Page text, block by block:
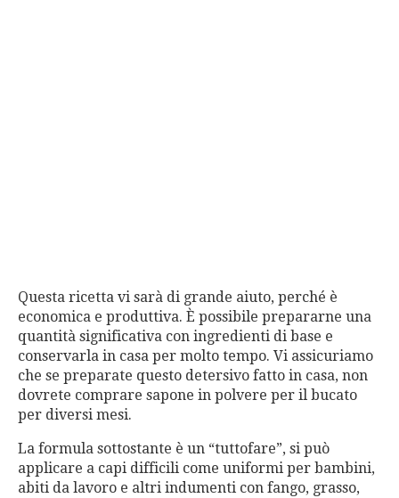
Questa ricetta vi sarà di grande aiuto, perché è
economica e produttiva. È possibile prepararne una
quantità significativa con ingredienti di base e
conservarla in casa per molto tempo. Vi assicuriamo
che se preparate questo detersivo fatto in casa, non
dovrete comprare sapone in polvere per il bucato
per diversi mesi.
La formula sottostante è un “tuttofare”, si può
applicare a capi difficili come uniformi per bambini,
abiti da lavoro e altri indumenti con fango, grasso,